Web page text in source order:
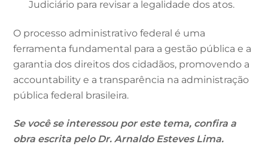
Judiciário para revisar a legalidade dos atos.
O processo administrativo federal é uma
ferramenta fundamental para a gestão pública e a
garantia dos direitos dos cidadãos, promovendo a
accountability e a transparência na administração
pública federal brasileira.
Se você se interessou por este tema, confira a
obra escrita pelo Dr. Arnaldo Esteves Lima.